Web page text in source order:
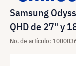
Samsung
QHD de 27" y
No. de artículo: